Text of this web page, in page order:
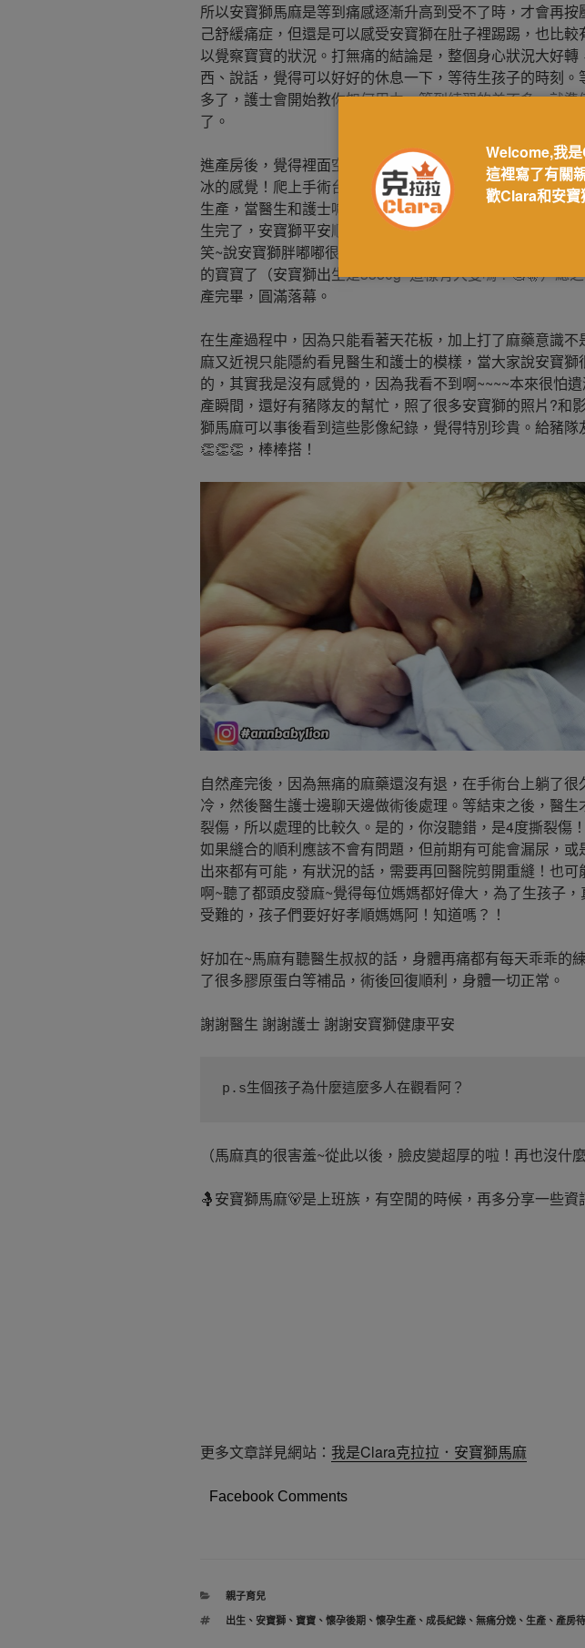
所以安寶獅馬麻是等到痛感逐漸升高到受不了時，才會再按
己舒緩痛症，但還是可以感受安寶獅在肚子裡踢踢，也比較
以覺察寶寶的狀況。打無痛的結論是，整個身心狀況大好轉
西、說話，覺得可以好好的休息一下，等待生孩子的時刻。
多了，護士會開始教你如何用力，等到練習的差不多，就準
了。
進產房後，覺得裡面空調超冷，原本產婦穿的就少，在手術
冰的感覺！爬上手術台後，就躺著看天花板，聽著醫生及護
生產，當醫生和護士喊用力的時候，腹部用力~~嗯~嗯~~大
生完了，安寶獅平安順利的來到了這個世界，然後~不斷聽見
笑~說安寶獅胖嘟嘟很可愛，一出來就啃雞腿~還說很久沒接
的寶寶了（安寶獅出生是3350g~這樣有大隻嗎？🧐🤫）總
產完畢，圓滿落幕。
在生產過程中，因為只能看著天花板，加上打了麻藥意識不
麻又近視只能隱約看見醫生和護士的模樣，當大家說安寶獅
的，其實我是沒有感覺的，因為我看不到啊~~~~本來很怕
產瞬間，還好有豬隊友的幫忙，照了很多安寶獅的照片?和
獅馬麻可以事後看到這些影像紀錄，覺得特別珍貴。給豬隊
👏👏👏，棒棒搭！
自然產完後，因為無痛的麻藥還沒有退，在手術台上躺了很
冷，然後醫生護士邊聊天邊做術後處理。等結束之後，醫生
裂傷，所以處理的比較久。是的，你沒聽錯，是4度撕裂傷
如果縫合的順利應該不會有問題，但前期有可能會漏尿，或
出來都有可能，有狀況的話，需要再回醫院剪開重縫！也可
啊~聽了都頭皮發麻~覺得每位媽媽都好偉大，為了生孩子
受難的，孩子們要好好孝順媽媽阿！知道嗎？！
好加在~馬麻有聽醫生叔叔的話，身體再痛都有每天乖乖的
了很多膠原蛋白等補品，術後回復順利，身體一切正常。
謝謝醫生 謝謝護士 謝謝安寶獅健康平安
p.s生個孩子為什麼這麼多人在觀看阿？
（馬麻真的很害羞~從此以後，臉皮變超厚的啦！再也沒什
🤱安寶獅馬麻🐻是上班族，有空閒的時候，再多分享一些資
更多文章詳見網站： 我是Clara克拉拉．安寶獅馬麻
Facebook Comments
分
親子育兒
標
出生、 安寶獅、 寶寶、 懷孕後期 、 懷孕生產、 成長紀錄、 無痛分娩、 生產、 產房
Welcome,我
這裡寫了有關
歡Clara和安寶